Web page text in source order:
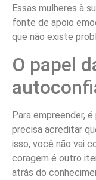
Essas mulheres à
fonte de apoio
que não existe
O papel
Para empreender,
precisa acreditar
isso, você não vai
coragem é outro
atrás do